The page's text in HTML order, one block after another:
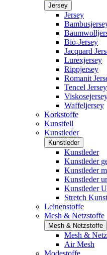
Jersey
Jersey
Bio-Jersey
Jacquard
Lurexjersey
Rippjersey
Romanit
Tencel Jersey
Waffeljersey
Korkstoffe
Kunstfell
Kunstleder
Kunstleder
Kunstleder
Kunstleder
Kunstleder
Kunstleder
Kunstleder
Stretch
Leinenstoffe
Mesh & Netzstoffe
Mesh & Netzstoffe
Mesh &
Air Mesh
Modestoffe